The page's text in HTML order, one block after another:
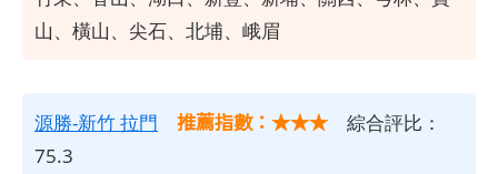
山、橫山、尖石、北埔、峨眉
源勝-新竹 拉門 推薦指數：★★★ 綜合評比：
75.3